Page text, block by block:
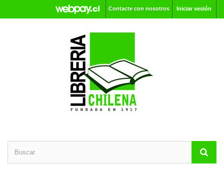
Iniciar sesión
Contacte con nosotros